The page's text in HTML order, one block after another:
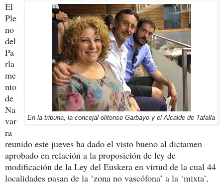
En la tribuna, la concejal olitense Garbayo y el Alcalde de Tafalla
El
Ple
no
del
Pa
rla
me
nto
de
Na
var
ra
reunido este jueves ha dado el visto bueno al dictamen
aprobado en relación a la proposición de ley de
modificación de la Ley del Euskera en virtud de la cual 44
localidades pasan de la ‘zona no vascófona’ a la ‘mixta’,